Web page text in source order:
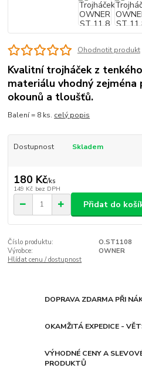
Ohodnotit produkt
Kvalitní trojháček z
materiálu vhodný
okounů a tloušťů.
Balení = 8 ks. celý popis
Dostupnost Skladem
180 Kč/ks
149 Kč bez DPH
Přidat do
Číslo produktu:
O.ST1108
Výrobce:
OWNER
Hlídat cenu / dostupnost
DOPRAVA ZDARMA PŘI
OKAMŽITÁ EXPEDICE -
VÝHODNÉ CENY A
PRODUKTŮ